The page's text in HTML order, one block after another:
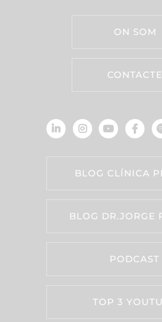
ON SOM
CONTACTE
BLOG CLÍNICA
BLOG DR.JORGE
PODCAST
TOP 3